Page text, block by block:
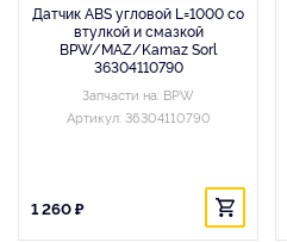
Датчик ABS угловой L=1000 со
втулкой и смазкой
BPW/MAZ/Kamaz Sorl
36304110790
Запчасти на: BPW
Артикул: 36304110790
1 260 ₽